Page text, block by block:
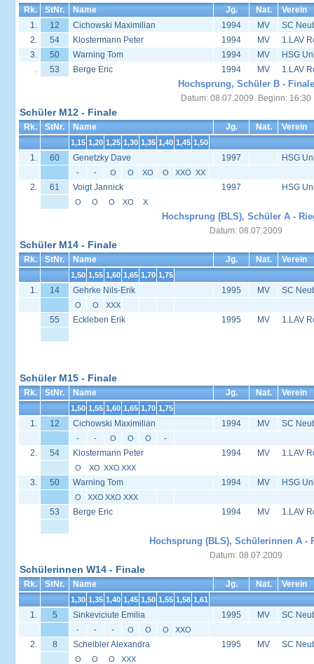
Rk. StNr. Name Jg. Nat.
Verein
1.
12 Cichowski Maximilian 1994 MV
SC
2.
54 Klostermann Peter 1994 MV
1.LAV
3.
50 Warning Tom 1994 MV
HSG
.
53 Berge Eric 1994 MV 1.LAV
Hochsprung, Schüler B - Finale
Datum: 08.07.2009 Beginn: 16:30
Schüler M12 - Finale
Rk. StNr. Name Jg. Nat. Verein
1,15 1,20 1,25 1,30 1,35 1,40 1,45 1,50
1. 60 Genetzky Dave 1997 HSG
- - O O XO O XXO XX
2. 61 Voigt Jannick 1997 HSG
O O O XO X
Hochsprung (BLS), Schüler A -
Datum: 08.07.2009
Schüler M14 - Finale
Rk. StNr. Name Jg. Nat. Verein
1,50 1,55 1,60 1,65 1,70 1,75
1. 14 Gehrke Nils-Erik 1995 MV SC
O O XXX
55 Eckleben Erik 1995 MV 1.LAV
Schüler M15 - Finale
Rk. StNr. Name Jg. Nat. Verein
1,50 1,55 1,60 1,65 1,70 1,75
1. 12 Cichowski Maximilian 1994 MV SC
- - O O O -
2. 54 Klostermann Peter 1994 MV 1.LAV
O XO XXO XXX
3. 50 Warning Tom 1994 MV HSG
O XXO XXO XXX
53 Berge Eric 1994 MV 1.LAV
Hochsprung (BLS), Schülerinnen A -
Datum: 08.07.2009
Schülerinnen W14 - Finale
Rk. StNr. Name Jg. Nat. Verein
1,30 1,35 1,40 1,45 1,50 1,55 1,58 1,61
1. 5 Sinkeviciute Emilia 1995 MV SC
- - - O O O XXO
2. 8 Scheibler Alexandra 1995 MV SC
O O O XXX